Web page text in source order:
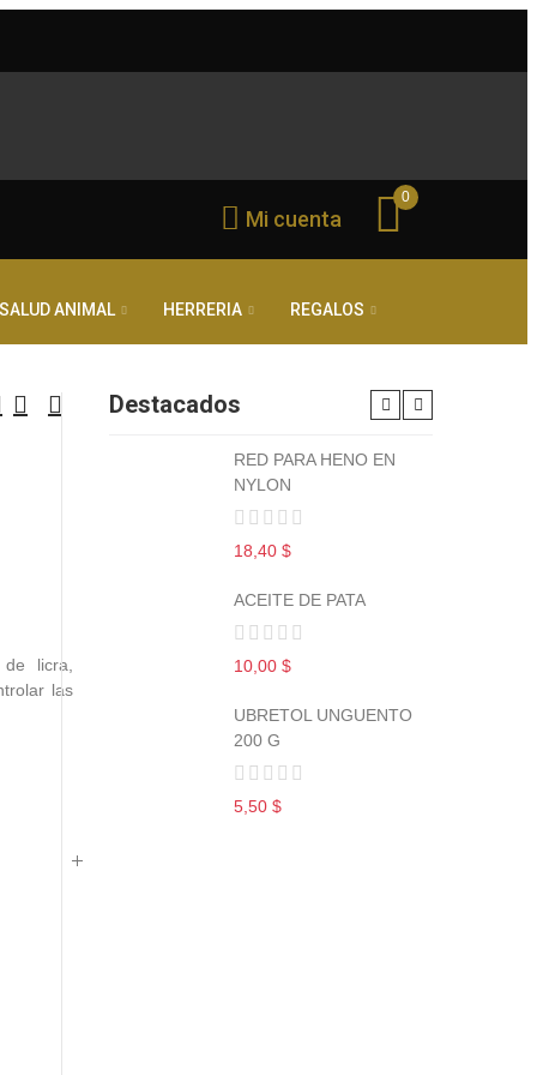
Mi cuenta
0
SALUD ANIMAL HERRERIA REGALOS
licra,
las
Destacados
RED PARA HENO EN
NYLON
18,40 $
ACEITE DE PATA
10,00 $
UBRETOL UNGUENTO
200 G
5,50 $